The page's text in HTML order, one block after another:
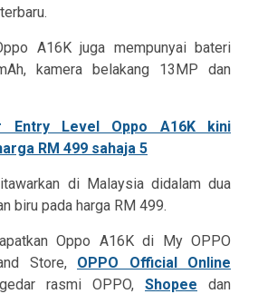
A16K juga mempunyai bateri
kamera belakang 13MP dan
di Malaysia didalam dua
biru pada harga RM 499.
Oppo A16K di My OPPO
Store, OPPO Official Online
rasmi OPPO, Shopee dan